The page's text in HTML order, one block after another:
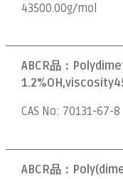
43500.00g/mol
ABCR品：
CAS No: 70131-67-8
ABCR品：